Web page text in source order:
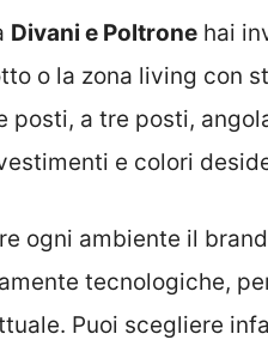
Divani e Poltrone hai
o la zona living con
posti, a tre posti,
e colori
ogni ambiente il
tecnologiche,
Puoi scegliere